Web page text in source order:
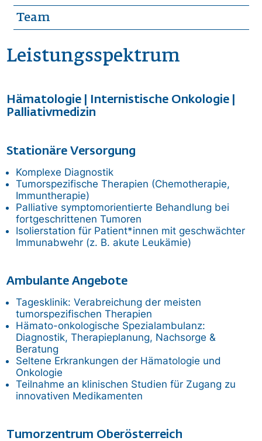
Team
Leistungsspektrum
Hämatologie | Internistische Onkologie |
Palliativmedizin
Stationäre Versorgung
Komplexe Diagnostik
Tumorspezifische Therapien (Chemotherapie,
Immuntherapie)
Palliative symptomorientierte Behandlung bei
fortgeschrittenen Tumoren
Isolierstation für Patient*innen mit geschwächter
Immunabwehr (z. B. akute Leukämie)
Ambulante Angebote
Tagesklinik: Verabreichung der meisten
tumorspezifischen Therapien
Hämato-onkologische Spezialambulanz:
Diagnostik, Therapieplanung, Nachsorge &
Beratung
Seltene Erkrankungen der Hämatologie und
Onkologie
Teilnahme an klinischen Studien für Zugang zu
innovativen Medikamenten
Tumorzentrum Oberösterreich